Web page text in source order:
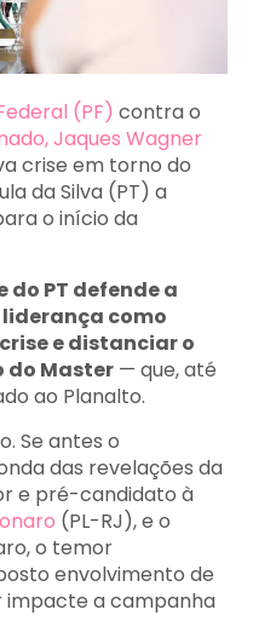
(PF) contra o
Jaques Wagner
crise em torno do
da Silva (PT) a
o início da
do PT defende a
como
e distanciar o
do Master — que, até
ao Planalto.
Se antes o
das revelações da
e pré-candidato à
(PL-RJ), e o
o temor
envolvimento de
impacte a campanha